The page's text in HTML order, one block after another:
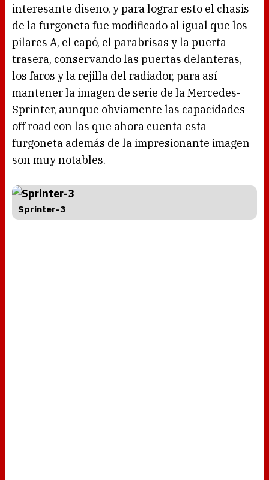
interesante diseño, y para lograr esto el chasis
de la furgoneta fue modificado al igual que los
pilares A, el capó, el parabrisas y la puerta
trasera, conservando las puertas delanteras,
los faros y la rejilla del radiador, para así
mantener la imagen de serie de la Mercedes-
Sprinter, aunque obviamente las capacidades
off road con las que ahora cuenta esta
furgoneta además de la impresionante imagen
son muy notables.
Sprinter-3